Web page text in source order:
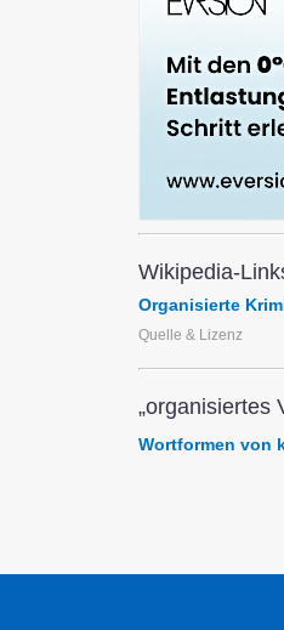
Wikipedia-
Organisierte
Quelle & Lizenz
„organisiertes
Wortformen von